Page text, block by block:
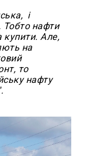
і
Тобто нафти
купити. Але,
на
то
нафту